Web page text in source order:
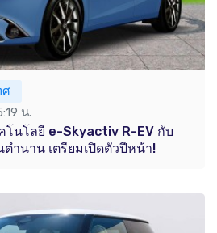
ศ
น.
โนโลยี e-Skyactiv R-EV กับ
ำนาน เตรียมเปิดตัวปีหน้า!